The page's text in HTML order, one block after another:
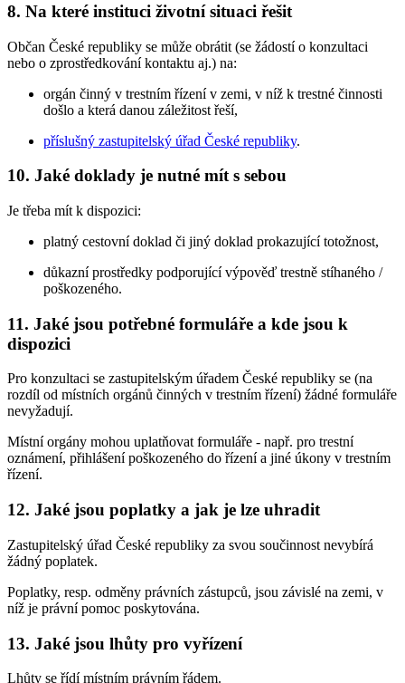
8. Na které instituci životní situaci řešit
Občan České republiky se může obrátit (se žádostí o konzultaci
nebo o zprostředkování kontaktu aj.) na:
orgán činný v trestním řízení v zemi, v níž k trestné činnosti
došlo a která danou záležitost řeší,
příslušný zastupitelský úřad České republiky.
10. Jaké doklady je nutné mít s sebou
Je třeba mít k dispozici:
platný cestovní doklad či jiný doklad prokazující totožnost,
důkazní prostředky podporující výpověď trestně stíhaného /
poškozeného.
11. Jaké jsou potřebné formuláře a kde jsou k
dispozici
Pro konzultaci se zastupitelským úřadem České republiky se (na
rozdíl od místních orgánů činných v trestním řízení) žádné formuláře
nevyžadují.
Místní orgány mohou uplatňovat formuláře - např. pro trestní
oznámení, přihlášení poškozeného do řízení a jiné úkony v trestním
řízení.
12. Jaké jsou poplatky a jak je lze uhradit
Zastupitelský úřad České republiky za svou součinnost nevybírá
žádný poplatek.
Poplatky, resp. odměny právních zástupců, jsou závislé na zemi, v
níž je právní pomoc poskytována.
13. Jaké jsou lhůty pro vyřízení
Lhůty se řídí místním právním řádem.